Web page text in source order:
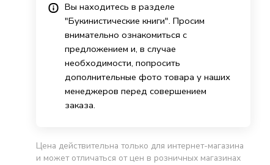
Вы находитесь в разделе
"Букинистические книги". Просим
внимательно ознакомиться с
предложением и, в случае
необходимости, попросить
дополнительные фото товара у наших
менеджеров перед совершением
заказа.
Цена действительна только для интернет-магазина
и может отличаться от цен в розничных магазинах